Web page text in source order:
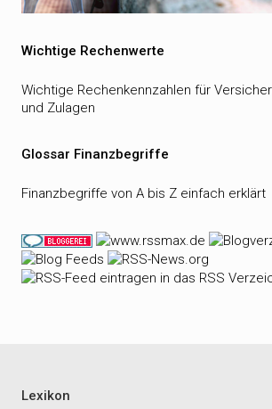
Wichtige Rechenwerte
Wichtige Rechenkennzahlen für
und Zulagen
Glossar Finanzbegriffe
Finanzbegriffe von A bis Z einfach erklärt
Lexikon